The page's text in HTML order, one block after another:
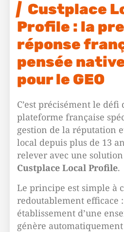
Custplace
Profile : la
réponse
pensée
pour le GEO
C’est précisément le défi
plateforme française
gestion de la réputation
local depuis plus de 13
relever avec une
Custplace Local Profile.
Le principe est simple à
redoutablement efficace
établissement d’une
génère